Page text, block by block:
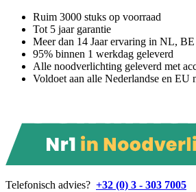
Ruim 3000 stuks op voorraad
Tot 5 jaar garantie
Meer dan 14 Jaar ervaring in NL,
95% binnen 1 werkdag geleverd
Alle noodverlichting geleverd met
Voldoet aan alle Nederlandse en EU
Telefonisch advies? +32 (0) 3 - 303 7005